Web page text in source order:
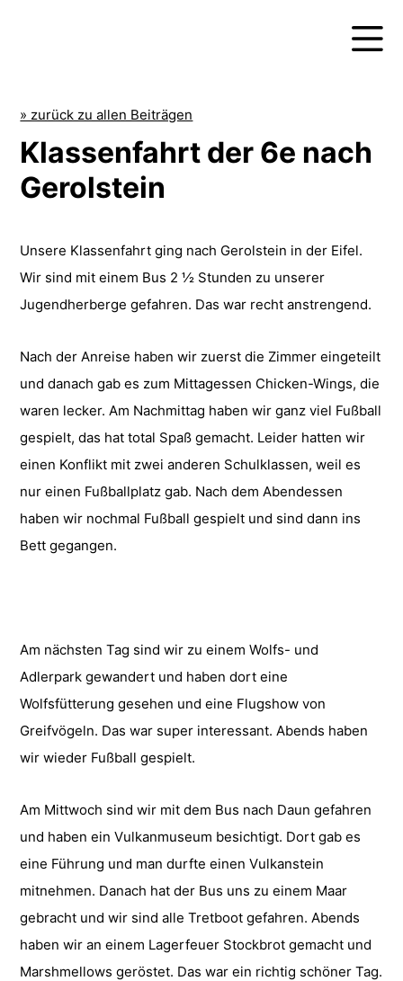
» zurück zu allen Beiträgen
Klassenfahrt der 6e nach
Gerolstein
Unsere Klassenfahrt ging nach Gerolstein in der Eifel.
Wir sind mit einem Bus 2 ½ Stunden zu unserer
Jugendherberge gefahren. Das war recht anstrengend.
Nach der Anreise haben wir zuerst die Zimmer eingeteilt
und danach gab es zum Mittagessen Chicken-Wings, die
waren lecker. Am Nachmittag haben wir ganz viel Fußball
gespielt, das hat total Spaß gemacht. Leider hatten wir
einen Konflikt mit zwei anderen Schulklassen, weil es
nur einen Fußballplatz gab. Nach dem Abendessen
haben wir nochmal Fußball gespielt und sind dann ins
Bett gegangen.
Am nächsten Tag sind wir zu einem Wolfs- und
Adlerpark gewandert und haben dort eine
Wolfsfütterung gesehen und eine Flugshow von
Greifvögeln. Das war super interessant. Abends haben
wir wieder Fußball gespielt.
Am Mittwoch sind wir mit dem Bus nach Daun gefahren
und haben ein Vulkanmuseum besichtigt. Dort gab es
eine Führung und man durfte einen Vulkanstein
mitnehmen. Danach hat der Bus uns zu einem Maar
gebracht und wir sind alle Tretboot gefahren. Abends
haben wir an einem Lagerfeuer Stockbrot gemacht und
Marshmellows geröstet. Das war ein richtig schöner Tag.